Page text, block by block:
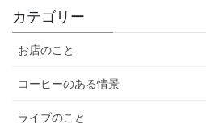
カテゴリー
お店のこと
コーヒーのある情景
ライブのこと